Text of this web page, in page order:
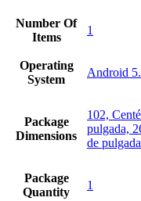
Number Of
Items
1
Operating
System
Android
Package
Dimensions
102,
pulgada,
de pulgada
Package
Quantity
1